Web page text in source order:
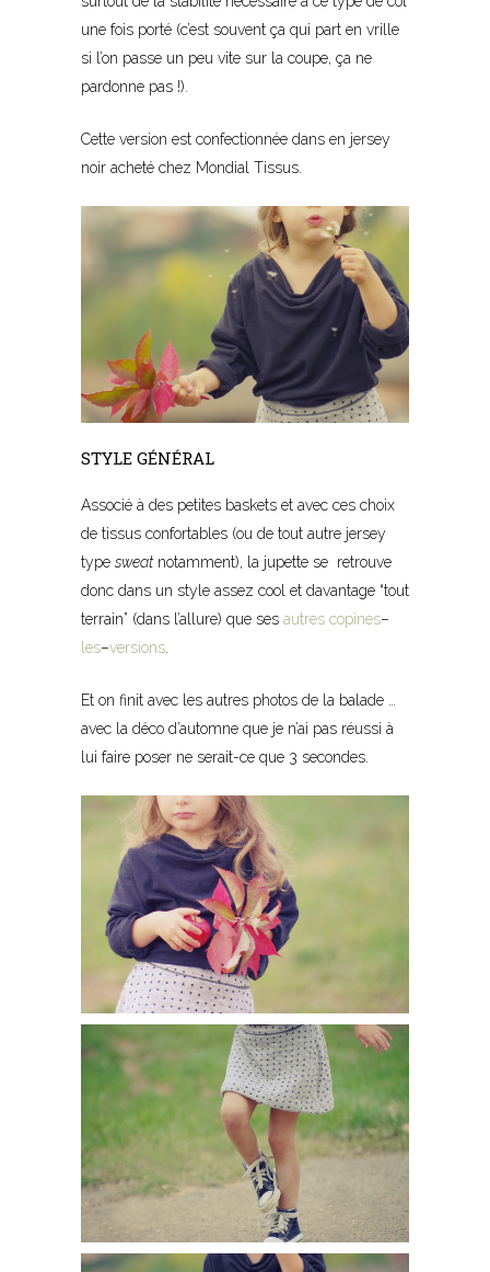
une fois porté (c’est souvent ça qui part en vrille
si l’on passe un peu vite sur la coupe, ça ne
pardonne pas !).
Cette version est confectionnée dans en jersey
noir acheté chez Mondial Tissus.
STYLE GÉNÉRAL
Associé à des petites baskets et avec ces choix
de tissus confortables (ou de tout autre jersey
type sweatnotamment), la jupette se retrouve
donc dans un style assez cool et davantage “tout
terrain” (dans l’allure) que ses autres copines–
les–versions
Et on finit avec les autres photos de la balade …
avec la déco d’automne que je n’ai pas réussi à
lui faire poser ne serait-ce que 3 secondes.